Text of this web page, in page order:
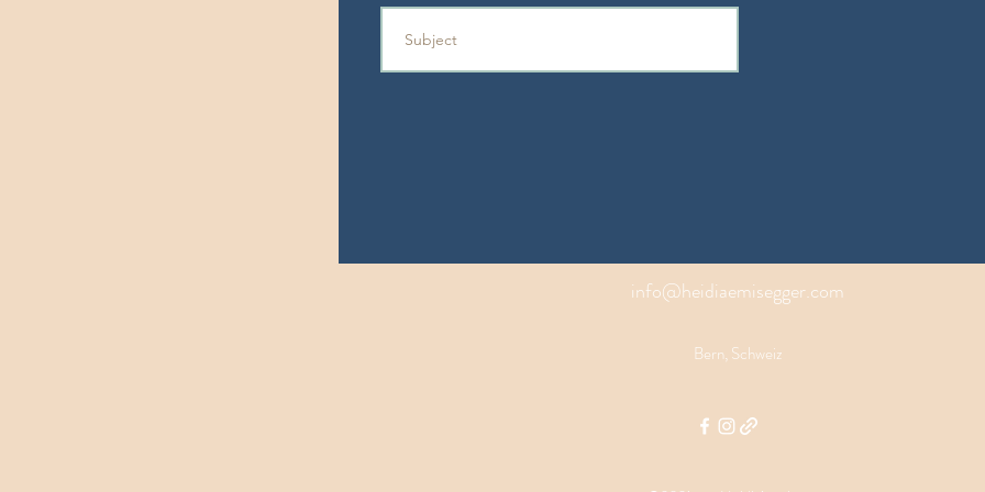
info@heidiaemisegger.com
Bern, Schweiz